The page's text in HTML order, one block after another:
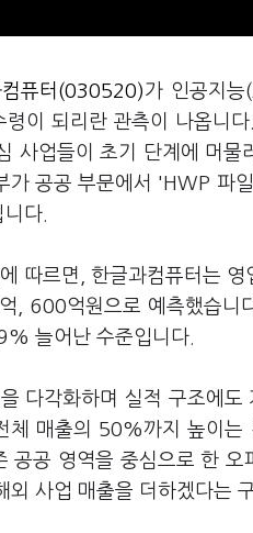
컴퓨터(030520)가 인공지능
이 되리란 관측이 나옵니
사업들이 초기 단계에 머
가 공공 부문에서 'HWP 파
다.
따르면, 한글과컴퓨터는
, 600억원으로 예측했습
늘어난 수준입니다.
다각화하며 실적 구조에
체 매출의 50%까지 높이
공공 영역을 중심으로 한
사업 매출을 더하겠다는